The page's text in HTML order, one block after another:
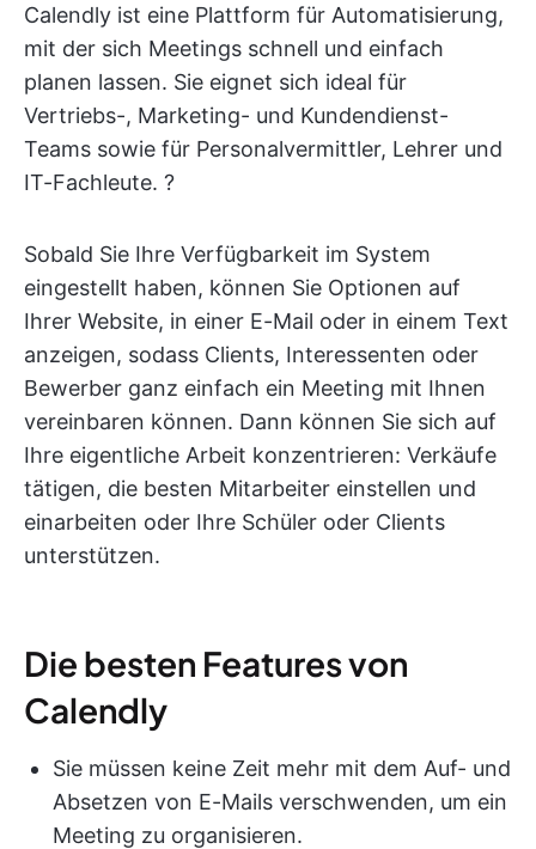
Calendly ist eine Plattform für Automatisierung,
mit der sich Meetings schnell und einfach
planen lassen. Sie eignet sich ideal für
Vertriebs-, Marketing- und Kundendienst-
Teams sowie für Personalvermittler, Lehrer und
IT-Fachleute. ?️
Sobald Sie Ihre Verfügbarkeit im System
eingestellt haben, können Sie Optionen auf
Ihrer Website, in einer E-Mail oder in einem Text
anzeigen, sodass Clients, Interessenten oder
Bewerber ganz einfach ein Meeting mit Ihnen
vereinbaren können. Dann können Sie sich auf
Ihre eigentliche Arbeit konzentrieren: Verkäufe
tätigen, die besten Mitarbeiter einstellen und
einarbeiten oder Ihre Schüler oder Clients
unterstützen.
Die besten Features von
Calendly
Sie müssen keine Zeit mehr mit dem Auf- und
Absetzen von E-Mails verschwenden, um ein
Meeting zu organisieren.